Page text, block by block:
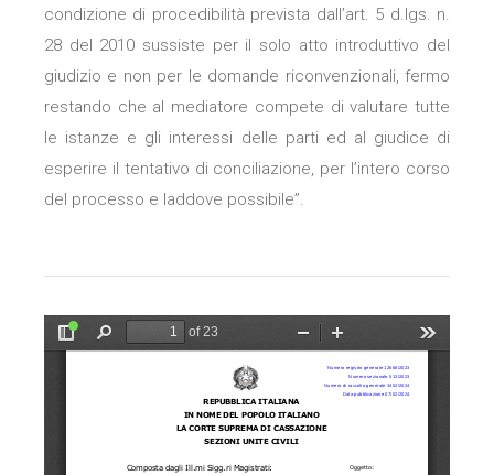
condizione di procedibilità prevista dall’art. 5 d.lgs. n.
28 del 2010 sussiste per il solo atto introduttivo del
giudizio e non per le domande riconvenzionali, fermo
restando che al mediatore compete di valutare tutte
le istanze e gli interessi delle parti ed al giudice di
esperire il tentativo di conciliazione, per l’intero corso
del processo e laddove possibile”.